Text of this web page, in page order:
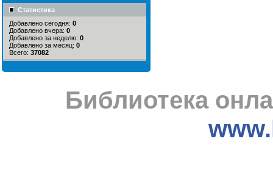
Статистика
Добавлено сегодня: 0
Добавлено вчера: 0
Добавлено за неделю: 0
Добавлено за месяц: 0
Всего: 37082
Библиотека